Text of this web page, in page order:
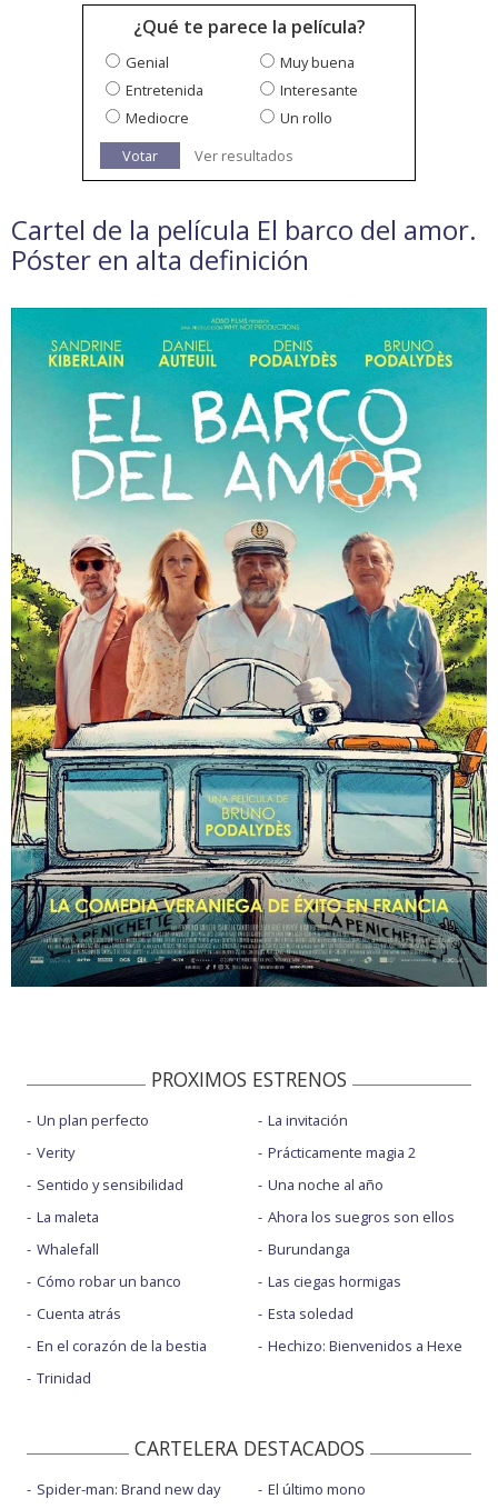
¿Qué te parece la película?
Genial
Muy buena
Entretenida
Interesante
Mediocre
Un rollo
Votar
Ver resultados
Cartel de la película El barco del amor.
Póster en alta definición
PROXIMOS ESTRENOS
Un plan perfecto
Verity
Sentido y sensibilidad
La maleta
Whalefall
Cómo robar un banco
Cuenta atrás
En el corazón de la bestia
Trinidad
La invitación
Prácticamente magia 2
Una noche al año
Ahora los suegros son ellos
Burundanga
Las ciegas hormigas
Esta soledad
Hechizo: Bienvenidos a Hexe
CARTELERA DESTACADOS
Spider-man: Brand new day
El último mono